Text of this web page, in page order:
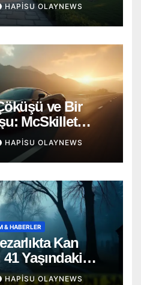
HAPISU OLAYNEWS
ve Bir
McSkillet
HAPISU OLAYNEWS
& HABERLER
Kan
Yaşındaki
Bulundu
HAPISU OLAYNEWS